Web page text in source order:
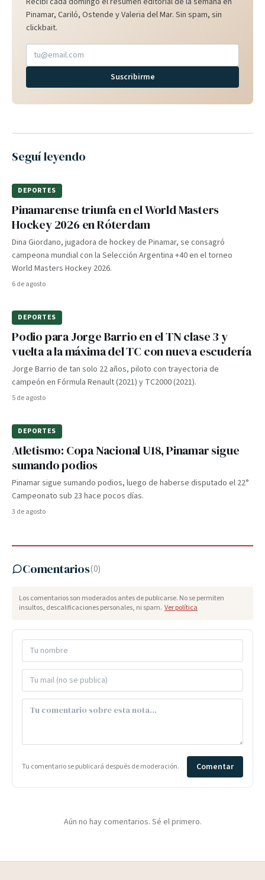
Pinamar, Cariló, Ostende y Valeria del Mar. Sin spam, sin
clickbait.
Suscribirme
Seguí leyendo
DEPORTES
Pinamarense triunfa en el World Masters
Hockey 2026 en Róterdam
Dina Giordano, jugadora de hockey de Pinamar, se consagró
campeona mundial con la Selección Argentina +40 en el torneo
World Masters Hockey 2026.
6 de agosto
DEPORTES
Podio para Jorge Barrio en el TN clase 3 y
vuelta a la máxima del TC con nueva escudería
Jorge Barrio de tan solo 22 años, piloto con trayectoria de
campeón en Fórmula Renault (2021) y TC2000 (2021).
5 de agosto
DEPORTES
Atletismo: Copa Nacional U18, Pinamar sigue
sumando podios
Pinamar sigue sumando podios, luego de haberse disputado el 22°
Campeonato sub 23 hace pocos días.
3 de agosto
Comentarios(0)
Los comentarios son moderados antes de publicarse. No se permiten
insultos, descalificaciones personales, ni spam. Ver política
Tu comentario se publicará después de moderación. Comentar
Aún no hay comentarios. Sé el primero.